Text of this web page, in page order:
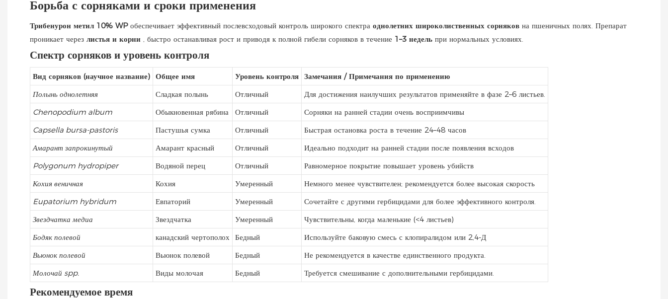
Борьба с сорняками и сроки применения
Трибенурон метил 10% WPобеспечивает эффективный послевсходовый контроль широкого спектра однолетних широколиственных сорняков на пшеничных полях. Препарат
проникает через листья и корни , быстро останавливая рост и приводя к полной гибели сорняков в течение 1–3 недель при нормальных условиях.
Спектр сорняков и уровень контроля
Вид сорняков (научное название) Общее имя Уровень контроля Замечания / Примечания по применению
Полынь однолетняя
Сладкая полынь Отличный
Для достижения наилучших результатов применяйте в фазе 2–6 листьев.
Chenopodium album
Обыкновенная рябина Отличный
Сорняки на ранней стадии очень восприимчивы
Capsella bursa-pastoris
Пастушья сумка Отличный
Быстрая остановка роста в течение 24–48 часов
Амарант запрокинутый
Амарант красный Отличный
Идеально подходит на ранней стадии после появления всходов
Polygonum hydropiper
Водяной перец Отличный
Равномерное покрытие повышает уровень убийств
Кохия веничная
Кохия Умеренный
Немного менее чувствителен; рекомендуется более высокая скорость
Eupatorium hybridum
Евпаторий Умеренный
Сочетайте с другими гербицидами для более эффективного контроля.
Звездчатка медиа
Звездчатка Умеренный
Чувствительны, когда маленькие (<4 листьев)
Бодяк полевой
канадский чертополох Бедный
Используйте баковую смесь с клопиралидом или 2,4-Д
Вьюнок полевой
Вьюнок полевой Бедный
Не рекомендуется в качестве единственного продукта.
Молочай spp.
Виды молочая Бедный Требуется смешивание с дополнительными гербицидами.
Рекомендуемое время